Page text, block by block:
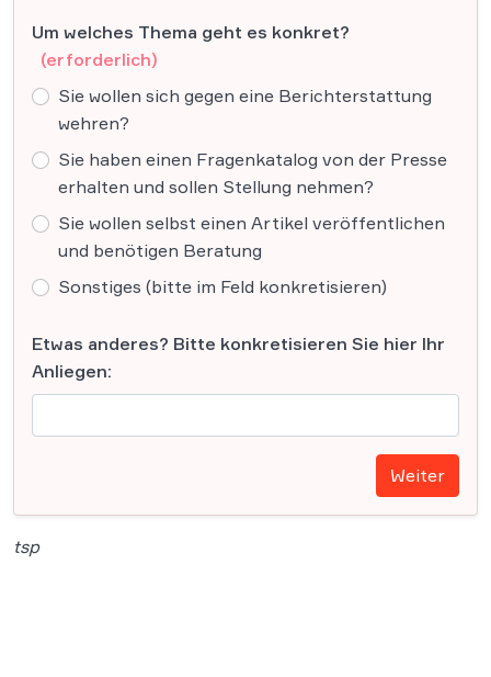
Um welches Thema geht es konkret?
(erforderlich)
Sie wollen sich gegen eine Berichterstattung
wehren?
Sie haben einen Fragenkatalog von der Presse
erhalten und sollen Stellung nehmen?
Sie wollen selbst einen Artikel veröffentlichen
und benötigen Beratung
Sonstiges (bitte im Feld konkretisieren)
Etwas anderes? Bitte konkretisieren Sie hier Ihr
Anliegen:
Weiter
tsp